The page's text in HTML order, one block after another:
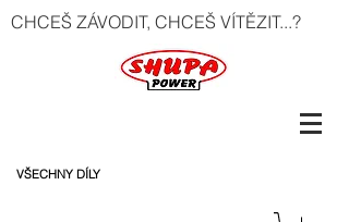
CHCEŠ ZÁVODIT, CHCEŠ VÍTĚZIT...?
VŠECHNY DÍLY